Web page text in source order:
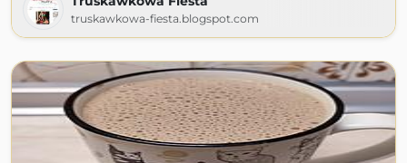
truskawkowa-fiesta.blogspot.com